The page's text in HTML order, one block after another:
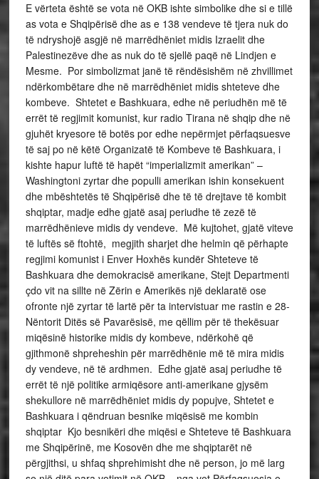
E vërteta është se vota në OKB ishte simbolike dhe si e tillë
as vota e Shqipërisë dhe as e 138 vendeve të tjera nuk do
të ndryshojë asgjë në marrëdhëniet midis Izraelit dhe
Palestinezëve dhe as nuk do të sjellë paqë në Lindjen e
Mesme. Por simbolizmat janë të rëndësishëm në zhvillimet
ndërkombëtare dhe në marrëdhëniet midis shteteve dhe
kombeve. Shtetet e Bashkuara, edhe në periudhën më të
errët të regjimit komunist, kur radio Tirana në shqip dhe në
gjuhët kryesore të botës por edhe nepërmjet përfaqsuesve
të saj po në këtë Organizatë të Kombeve të Bashkuara, i
kishte hapur luftë të hapët “imperializmit amerikan” –
Washingtoni zyrtar dhe populli amerikan ishin konsekuent
dhe mbështetës të Shqipërisë dhe të të drejtave të kombit
shqiptar, madje edhe gjatë asaj periudhe të zezë të
marrëdhënieve midis dy vendeve. Më kujtohet, gjatë viteve
të luftës së ftohtë, megjith sharjet dhe helmin që përhapte
regjimi komunist i Enver Hoxhës kundër Shteteve të
Bashkuara dhe demokracisë amerikane, Stejt Departmenti
çdo vit na sillte në Zërin e Amerikës një deklaratë ose
ofronte një zyrtar të lartë për ta intervistuar me rastin e 28-
Nëntorit Ditës së Pavarësisë, me qëllim për të thekësuar
miqësinë historike midis dy kombeve, ndërkohë që
gjithmonë shpreheshin për marrëdhënie më të mira midis
dy vendeve, në të ardhmen. Edhe gjatë asaj periudhe të
errët të një politike armiqësore anti-amerikane gjysëm
shekullore në marrëdhëniet midis dy popujve, Shtetet e
Bashkuara i qëndruan besnike miqësisë me kombin
shqiptar Kjo besnikëri dhe miqësi e Shteteve të Bashkuara
me Shqipërinë, me Kosovën dhe me shqiptarët në
përgjithsi, u shfaq shprehimisht dhe në person, jo më larg